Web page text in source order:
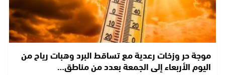
موجة حر وزخات رعدية مع تساقط البرد وهبات رياح من
اليوم الأربعاء إلى الجمعة بعدد من مناطق…